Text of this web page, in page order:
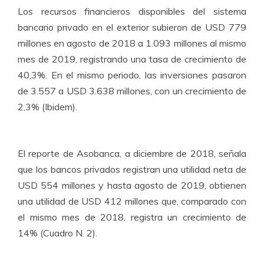
Los recursos financieros disponibles del sistema
bancario privado en el exterior subieron de USD 779
millones en agosto de 2018 a 1.093 millones al mismo
mes de 2019, registrando una tasa de crecimiento de
40,3%. En el mismo periodo, las inversiones pasaron
de 3.557 a USD 3.638 millones, con un crecimiento de
2,3% (Ibidem).
El reporte de Asobanca, a diciembre de 2018, señala
que los bancos privados registran una utilidad neta de
USD 554 millones y hasta agosto de 2019, obtienen
una utilidad de USD 412 millones que, comparado con
el mismo mes de 2018, registra un crecimiento de
14% (Cuadro N. 2).